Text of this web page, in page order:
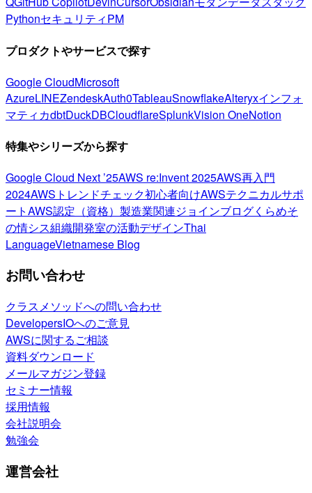
PythonセキュリティPM
プロダクトやサービスで探す
Google CloudMicrosoft
AzureLINEZendeskAuth0TableauSnowflakeAlteryxインフォ
マティカdbtDuckDBCloudflareSplunkVision OneNotion
特集やシリーズから探す
Google Cloud Next ’25AWS re:Invent 2025AWS再入門
2024AWSトレンドチェック初心者向けAWSテクニカルサポ
ートAWS認定（資格） 製造業関連ジョインブログくらめそ
の情シス組織開発室の活動デザインThai
LanguageVietnamese Blog
お問い合わせ
クラスメソッドへの問い合わせ
DevelopersIOへのご意見
AWSに関するご相談
資料ダウンロード
メールマガジン登録
セミナー情報
採用情報
会社説明会
勉強会
運営会社